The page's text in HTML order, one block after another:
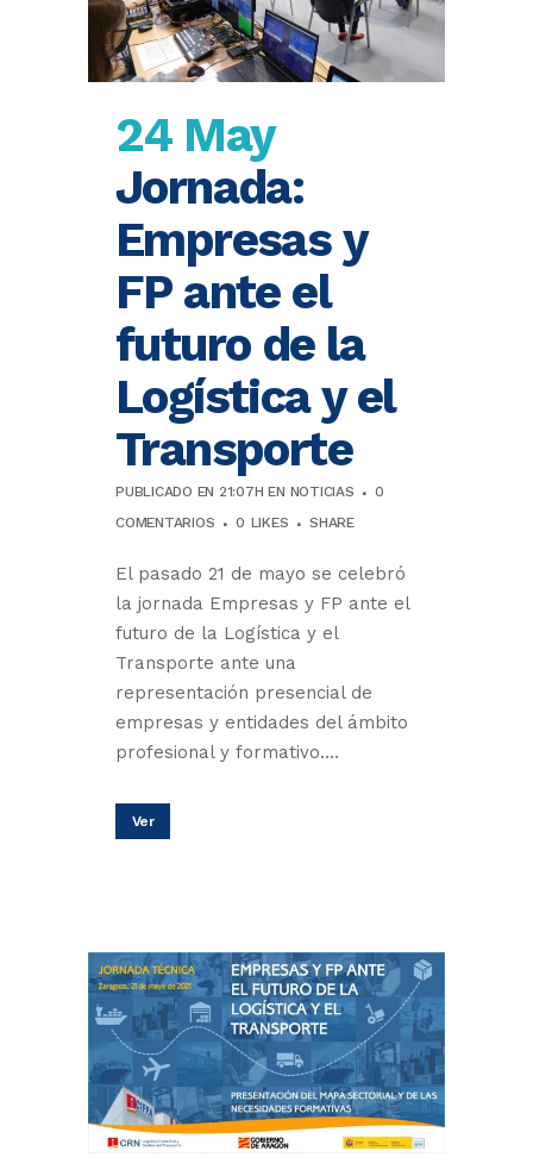
24 May
Jornada:
Empresas y
FP ante el
futuro de la
Logística y el
Transporte
PUBLICADO EN 21:07H EN NOTICIAS
0
COMENTARIOS
0 LIKES SHARE
El pasado 21 de mayo se celebró
la jornada Empresas y FP ante el
futuro de la Logística y el
Transporte ante una
representación presencial de
empresas y entidades del ámbito
profesional y formativo....
Ver